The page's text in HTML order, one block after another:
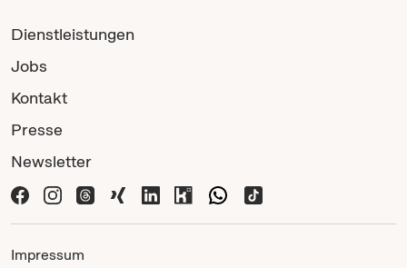
Dienstleistungen
Jobs
Kontakt
Presse
Newsletter
Impressum